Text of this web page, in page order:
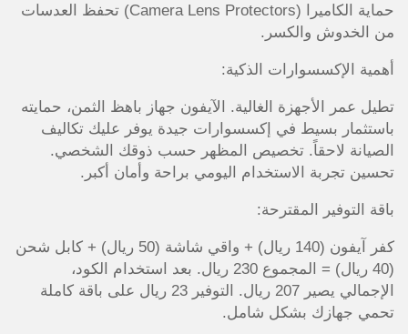
حماية الكاميرا (Camera Lens Protectors) تحفظ العدسات
من الخدوش والكسر.
أهمية الإكسسوارات الذكية:
تطيل عمر الأجهزة الغالية. الآيفون جهاز باهظ الثمن، حمايته
باستثمار بسيط في إكسسوارات جيدة يوفر عليك تكاليف
الصيانة لاحقاً. تخصيص المظهر حسب ذوقك الشخصي.
تحسين تجربة الاستخدام اليومي براحة وأمان أكبر.
باقة التوفير المقترحة:
كفر آيفون (140 ريال) + واقي شاشة (50 ريال) + كابل شحن
(40 ريال) = المجموع 230 ريال. بعد استخدام الكود،
الإجمالي يصير 207 ريال. التوفير 23 ريال على باقة كاملة
تحمي جهازك بشكل شامل.